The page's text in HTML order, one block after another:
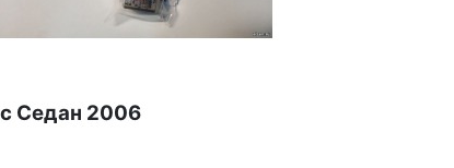
Седан 2006